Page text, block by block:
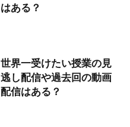
はある？
世界一受けたい授業の見
逃し配信や過去回の動画
配信はある？